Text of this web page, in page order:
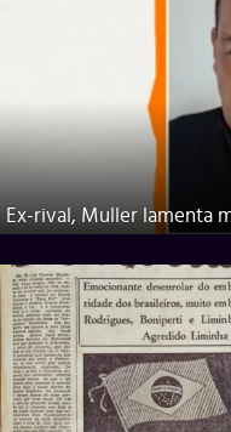
Ex-rival, Muller lamenta